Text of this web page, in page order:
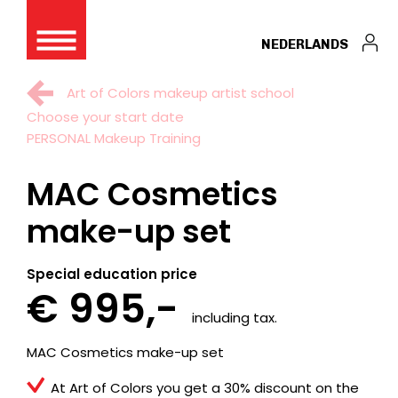
Art of Colors makeup artist school
Choose your start date
PERSONAL Makeup Training
NEDERLANDS
MAC Cosmetics
make-up set
Special education price
€ 995,-
including tax.
MAC Cosmetics make-up set
At Art of Colors you get a 30% discount on the